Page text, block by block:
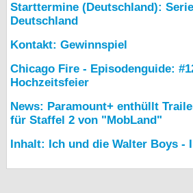
Starttermine (Deutschland):
Deutschland
Kontakt: Gewinnspiel
Chicago Fire - Episodenguide:
Hochzeitsfeier
News: Paramount+ enthüllt
für Staffel 2 von "MobLand"
Inhalt: Ich und die Walter Boys -